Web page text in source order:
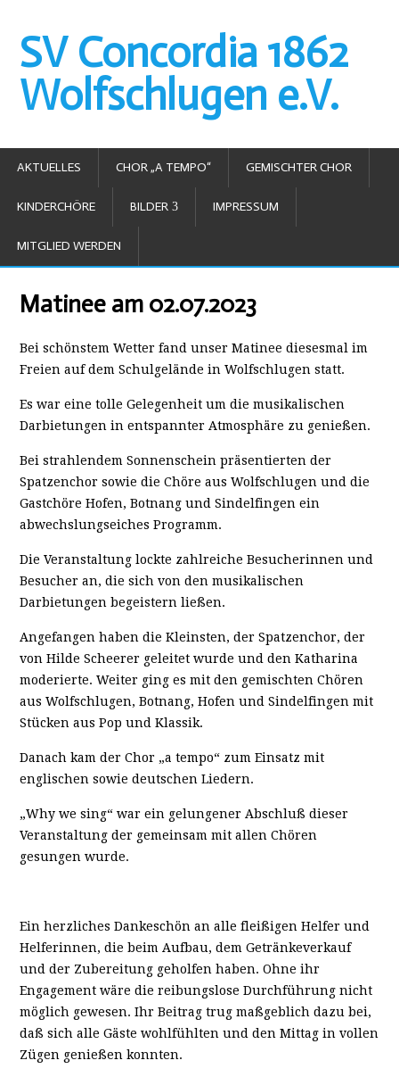
SV Concordia 1862
Wolfschlugen e.V.
AKTUELLES CHOR „A TEMPO“ GEMISCHTER CHOR
KINDERCHÖRE BILDER IMPRESSUM
MITGLIED WERDEN
Matinee am 02.07.2023
Bei schönstem Wetter fand unser Matinee diesesmal im
Freien auf dem Schulgelände in Wolfschlugen statt.
Es war eine tolle Gelegenheit um die musikalischen
Darbietungen in entspannter Atmosphäre zu genießen.
Bei strahlendem Sonnenschein präsentierten der
Spatzenchor sowie die Chöre aus Wolfschlugen und die
Gastchöre Hofen, Botnang und Sindelfingen ein
abwechslungseiches Programm.
Die Veranstaltung lockte zahlreiche Besucherinnen und
Besucher an, die sich von den musikalischen
Darbietungen begeistern ließen.
Angefangen haben die Kleinsten, der Spatzenchor, der
von Hilde Scheerer geleitet wurde und den Katharina
moderierte. Weiter ging es mit den gemischten Chören
aus Wolfschlugen, Botnang, Hofen und Sindelfingen mit
Stücken aus Pop und Klassik.
Danach kam der Chor „a tempo“ zum Einsatz mit
englischen sowie deutschen Liedern.
„Why we sing“ war ein gelungener Abschluß dieser
Veranstaltung der gemeinsam mit allen Chören
gesungen wurde.
Ein herzliches Dankeschön an alle fleißigen Helfer und
Helferinnen, die beim Aufbau, dem Getränkeverkauf
und der Zubereitung geholfen haben. Ohne ihr
Engagement wäre die reibungslose Durchführung nicht
möglich gewesen. Ihr Beitrag trug maßgeblich dazu bei,
daß sich alle Gäste wohlfühlten und den Mittag in vollen
Zügen genießen konnten.